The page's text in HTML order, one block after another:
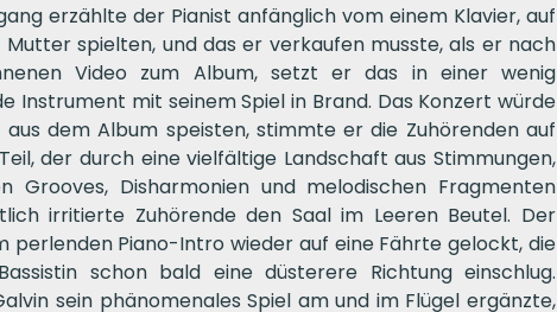
erzählte der Pianist anfänglich vom einem Klavier, auf
spielten, und das er verkaufen musste, als er nach
Video zum Album, setzt er das in einer wenig
Instrument mit seinem Spiel in Brand. Das Konzert würde
dem Album speisten, stimmte er die Zuhörenden auf
der durch eine vielfältige Landschaft aus Stimmungen,
Grooves, Disharmonien und melodischen Fragmenten
irritierte Zuhörende den Saal im Leeren Beutel. Der
perlenden Piano-Intro wieder auf eine Fährte gelockt, die
schon bald eine düsterere Richtung einschlug.
sein phänomenales Spiel am und im Flügel ergänzte,